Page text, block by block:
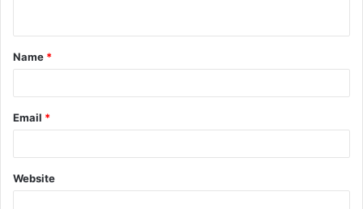
t
*
Name *
Email *
Website